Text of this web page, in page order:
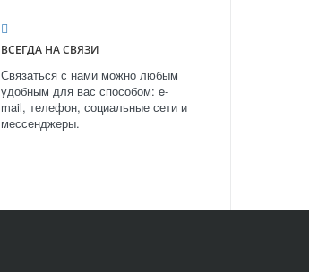
ВСЕГДА НА СВЯЗИ
Связаться с нами можно любым
удобным для вас способом: e-
mail, телефон, социальные сети и
мессенджеры.